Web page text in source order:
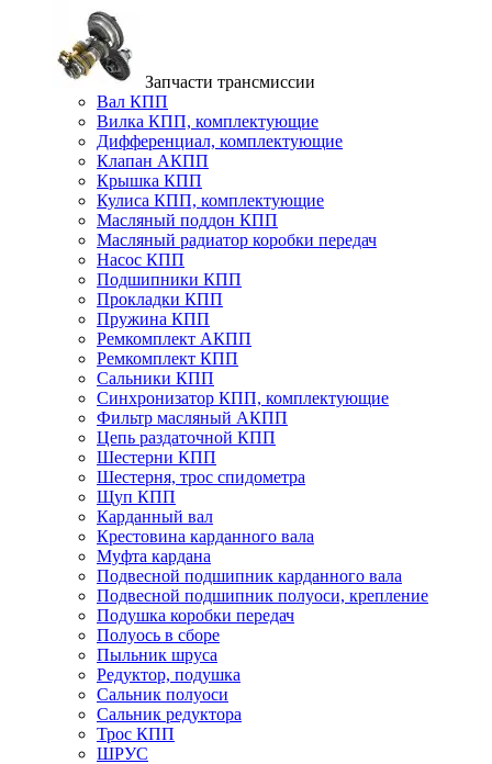
Запчасти трансмиссии
Вал КПП
Вилка КПП, комплектующие
Дифференциал, комплектующие
Клапан АКПП
Крышка КПП
Кулиса КПП, комплектующие
Масляный поддон КПП
Масляный радиатор коробки передач
Насос КПП
Подшипники КПП
Прокладки КПП
Пружина КПП
Ремкомплект АКПП
Ремкомплект КПП
Сальники КПП
Синхронизатор КПП, комплектующие
Фильтр масляный АКПП
Цепь раздаточной КПП
Шестерни КПП
Шестерня, трос спидометра
Щуп КПП
Карданный вал
Крестовина карданного вала
Муфта кардана
Подвесной подшипник карданного вала
Подвесной подшипник полуоси, крепление
Подушка коробки передач
Полуось в сборе
Пыльник шруса
Редуктор, подушка
Сальник полуоси
Сальник редуктора
Трос КПП
ШРУС